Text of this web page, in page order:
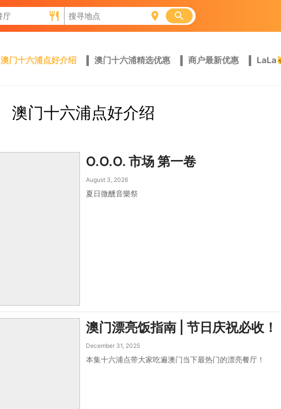
澳门十六浦点好介绍 澳门十六浦精选优惠 商户最新优惠
澳门十六浦点好介绍
O.O.O. 市场 第一卷
August 3, 2026
夏日微醺音樂祭
澳门漂亮饭指南 | 节日庆祝必收！
December 31, 2025
本集十六浦点带大家吃遍澳门当下最热门的漂亮餐厅！